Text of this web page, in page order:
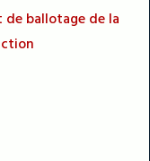
ballotage de la